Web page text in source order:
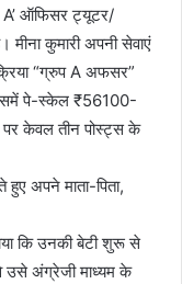
A’ ऑफिसर ट्यूटर/
मीना कुमारी अपनी सेवाएं
“ग्रुप A अफसर”
पे-स्केल ₹56100-
केवल तीन पोस्ट्स के
हुए अपने माता-पिता,
कि उनकी बेटी शुरू से
उसे अंग्रेजी माध्यम के